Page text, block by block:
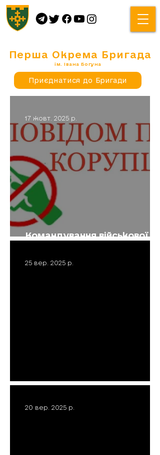
Перша Окрема Бригада
ім. Івана Богуна
Приєднатися до Бригади
Командування військової
17 жовт. 2025 р.
25 вер. 2025 р.
20 вер. 2025 р.